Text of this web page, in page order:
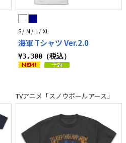
S / M / L / XL
海軍 Tシャツ Ver.2.0
¥3,300（税込）
TVアニメ「スノウボールアース」